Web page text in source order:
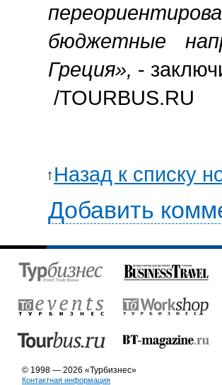
бюджетные
Греция», -
/TOURBUS.RU
Назад к списку
Добавить
© 1998 — 2026 «Турбизнес»
Контактная информация